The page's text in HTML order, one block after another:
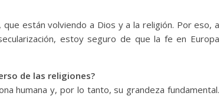
están volviendo a Dios y a la religión. Por eso, a
estoy seguro de que la fe en Europa
de las religiones?
humana y, por lo tanto, su grandeza fundamental.